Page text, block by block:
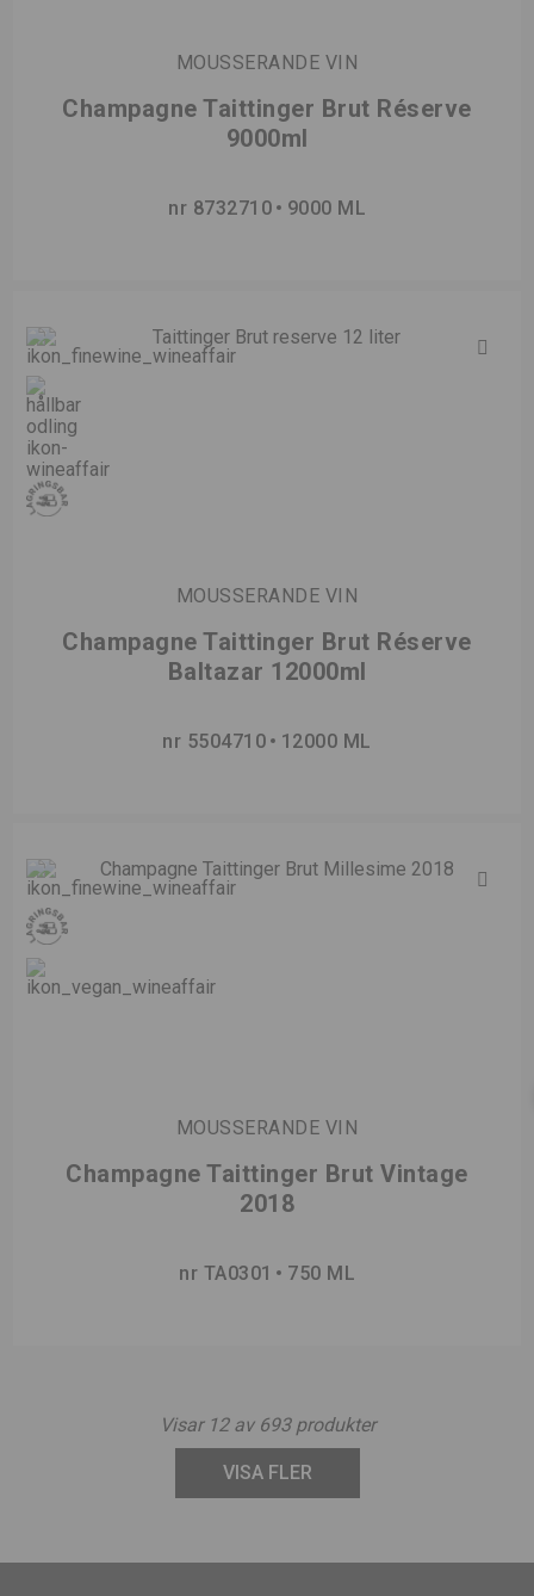
MOUSSERANDE VIN
Champagne Taittinger Brut Réserve
9000ml
nr 8732710 9000 ML
MOUSSERANDE VIN
Champagne Taittinger Brut Réserve
Baltazar 12000ml
nr 5504710 12000 ML
MOUSSERANDE VIN
Champagne Taittinger Brut Vintage
2018
nr TA0301 750 ML
Visar 12av 693produkter
VISA FLER